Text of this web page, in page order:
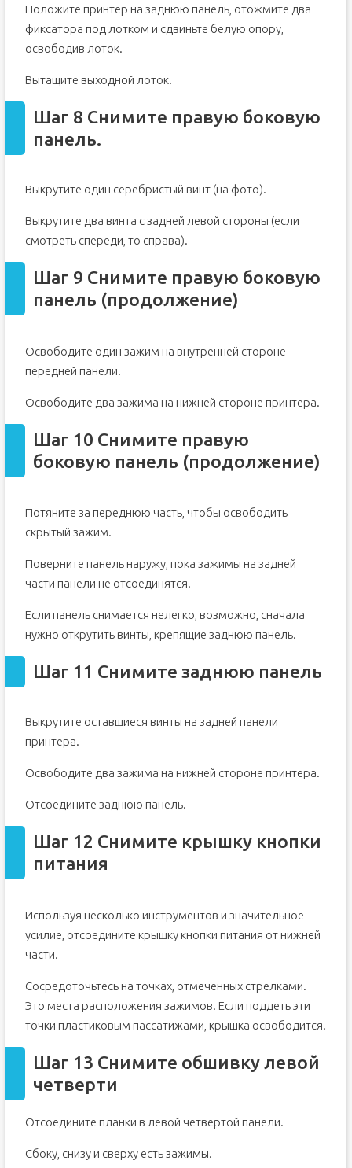
Положите принтер на заднюю панель, отожмите два
фиксатора под лотком и сдвиньте белую опору,
освободив лоток.
Вытащите выходной лоток.
Шаг 8 Снимите правую боковую
панель.
Выкрутите один серебристый винт (на фото).
Выкрутите два винта с задней левой стороны (если
смотреть спереди, то справа).
Шаг 9 Снимите правую боковую
панель (продолжение)
Освободите один зажим на внутренней стороне
передней панели.
Освободите два зажима на нижней стороне принтера.
Шаг 10 Снимите правую
боковую панель (продолжение)
Потяните за переднюю часть, чтобы освободить
скрытый зажим.
Поверните панель наружу, пока зажимы на задней
части панели не отсоединятся.
Если панель снимается нелегко, возможно, сначала
нужно открутить винты, крепящие заднюю панель.
Шаг 11 Снимите заднюю панель
Выкрутите оставшиеся винты на задней панели
принтера.
Освободите два зажима на нижней стороне принтера.
Отсоедините заднюю панель.
Шаг 12 Снимите крышку кнопки
питания
Используя несколько инструментов и значительное
усилие, отсоедините крышку кнопки питания от нижней
части.
Сосредоточьтесь на точках, отмеченных стрелками.
Это места расположения зажимов. Если поддеть эти
точки пластиковым пассатижами, крышка освободится.
Шаг 13 Снимите обшивку левой
четверти
Отсоедините планки в левой четвертой панели.
Сбоку, снизу и сверху есть зажимы.